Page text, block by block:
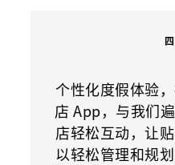
个性化度假体验
店 App，与我们
店轻松互动，让
以轻松管理和规